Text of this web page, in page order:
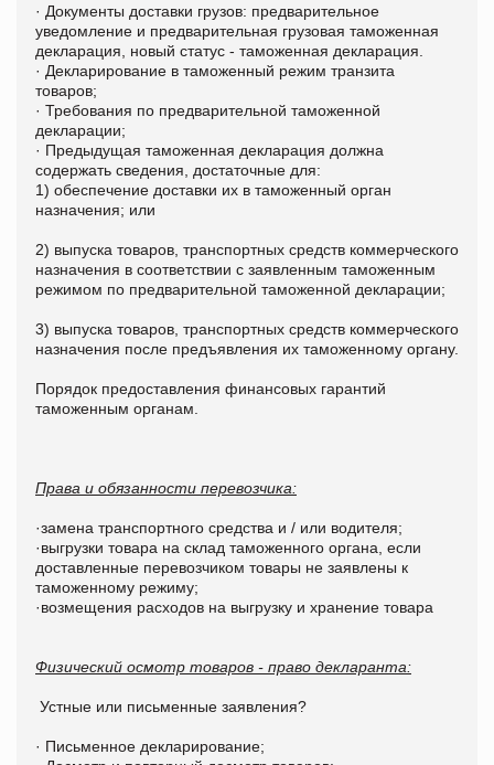
· Документы доставки грузов: предварительное
уведомление и предварительная грузовая таможенная
декларация, новый статус - таможенная декларация.
· Декларирование в таможенный режим транзита
товаров;
· Требования по предварительной таможенной
декларации;
· Предыдущая таможенная декларация должна
содержать сведения, достаточные для:
1) обеспечение доставки их в таможенный орган
назначения; или
2) выпуска товаров, транспортных средств коммерческого
назначения в соответствии с заявленным таможенным
режимом по предварительной таможенной декларации;
3) выпуска товаров, транспортных средств коммерческого
назначения после предъявления их таможенному органу.
Порядок предоставления финансовых гарантий
таможенным органам.
Права и обязанности перевозчика:
·замена транспортного средства и / или водителя;
·выгрузки товара на склад таможенного органа, если
доставленные перевозчиком товары не заявлены к
таможенному режиму;
·возмещения расходов на выгрузку и хранение товара
Физический осмотр товаров - право декларанта:
Устные или письменные заявления?
· Письменное декларирование;